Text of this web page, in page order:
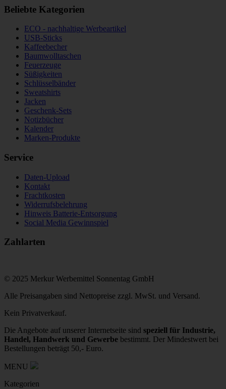
Beliebte Kategorien
ECO - nachhaltige Werbeartikel
USB-Sticks
Kaffeebecher
Baumwolltaschen
Feuerzeuge
Süßigkeiten
Schlüsselbänder
Sweatshirts
Jacken
Geschenk-Sets
Notizbücher
Kalender
Marken-Produkte
Service
Daten-Upload
Kontakt
Frachtkosten
Widerrufsbelehrung
Hinweis Batterie-Entsorgung
Social Media Gewinnspiel
Zahlarten
© 2025 Merkur Werbemittel Sonnentag GmbH
Alle Preisangaben sind Nettopreise zzgl. MwSt. und Versand.
Kein Privatverkauf.
Die Angebote auf unserer Internetseite sind speziell für Industrie,
Handel, Handwerk und Gewerbe bestimmt. Der Mindestwert bei
Bestellungen beträgt 50,- Euro.
MENU
Kategorien